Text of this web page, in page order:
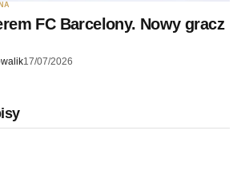
FC Barcelony. Nowy gracz
17/07/2026